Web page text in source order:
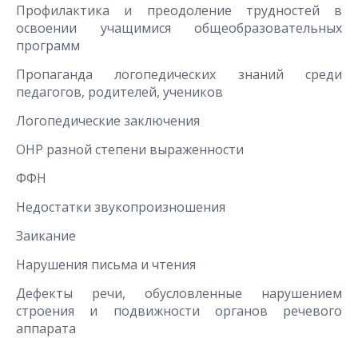
Профилактика и преодоление трудностей в
освоении учащимися общеобразовательных
программ
Пропаганда логопедических знаний среди
педагогов, родителей, учеников
Логопедические заключения
ОНР разной степени выраженности
ФФН
Недостатки звукопроизношения
Заикание
Нарушения письма и чтения
Дефекты речи, обусловленные нарушением
строения и подвижности органов речевого
аппарата